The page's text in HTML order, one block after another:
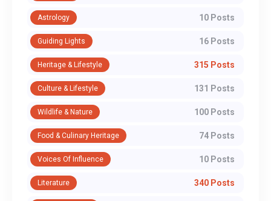
Astrology 10 Posts
Guiding Lights 16 Posts
Heritage & Lifestyle 315 Posts
Culture & Lifestyle 131 Posts
Wildlife & Nature 100 Posts
Food & Culinary Heritage 74 Posts
Voices Of Influence 10 Posts
Literature 340 Posts